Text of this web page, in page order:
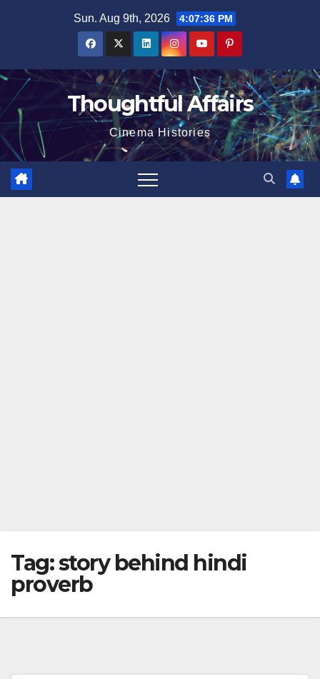
Sun. Aug 9th, 2026 4:07:37 PM
Thoughtful Affairs
Cinema Histories
Tag:story behind hindi
proverb